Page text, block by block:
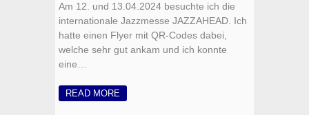
Am 12. und 13.04.2024 besuchte ich die
internationale Jazzmesse JAZZAHEAD. Ich
hatte einen Flyer mit QR-Codes dabei,
welche sehr gut ankam und ich konnte
eine…
READ MORE